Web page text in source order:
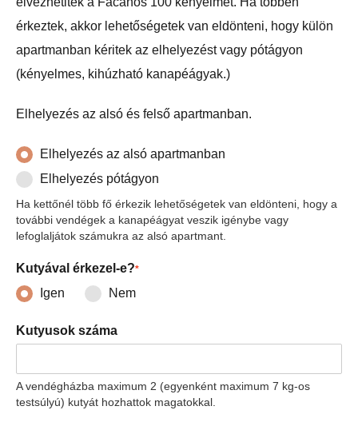
érkeztek, akkor lehetőségetek van eldönteni, hogy külön
apartmanban kéritek az elhelyezést vagy pótágyon
(kényelmes, kihúzható kanapéágyak.)
Elhelyezés az alsó és felső apartmanban.
Elhelyezés az alsó apartmanban
Elhelyezés pótágyon
Ha kettőnél több fő érkezik lehetőségetek van eldönteni, hogy a
további vendégek a kanapéágyat veszik igénybe vagy
lefoglaljátok számukra az alsó apartmant.
Kutyával érkezel-e?*
Igen Nem
Kutyusok száma
A vendégházba maximum 2 (egyenként maximum 7 kg-os
testsúlyú) kutyát hozhattok magatokkal.